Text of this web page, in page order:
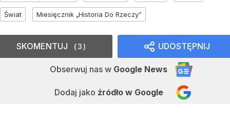
Świat Miesięcznik „Historia Do Rzeczy”
UDOSTĘPNIJ
Obserwuj nas w Google News
Dodaj jako źródło w Google
SKOMENTUJ 3